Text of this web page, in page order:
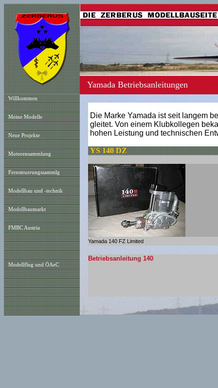
Willkommen
Meine Modelle
Neue Projekte
Motorensammlung
Fernsteuerungssammlg
Modellbau und -technik
Modellbaumarkt
FMBC Austria
Modellflug und ÖAeC
Yamada Betriebsanleitungen
Die Marke Yamada ist seit langem
gleitet. Von einem Klubkollegen
hohen Leistung und technischen
YS 140 DZ
Yamada 140 FZ Limited
Betriebsanleitung 140